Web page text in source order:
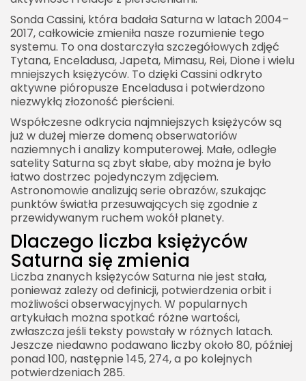
Sonda Cassini, która badała Saturna w latach 2004–
2017, całkowicie zmieniła nasze rozumienie tego
systemu. To ona dostarczyła szczegółowych zdjęć
Tytana, Enceladusa, Japeta, Mimasu, Rei, Dione i wielu
mniejszych księżyców. To dzięki Cassini odkryto
aktywne pióropusze Enceladusa i potwierdzono
niezwykłą złożoność pierścieni.
Współczesne odkrycia najmniejszych księżyców są
już w dużej mierze domeną obserwatoriów
naziemnych i analizy komputerowej. Małe, odległe
satelity Saturna są zbyt słabe, aby można je było
łatwo dostrzec pojedynczym zdjęciem.
Astronomowie analizują serie obrazów, szukając
punktów światła przesuwających się zgodnie z
przewidywanym ruchem wokół planety.
Dlaczego liczba księżyców
Saturna się zmienia
Liczba znanych księżyców Saturna nie jest stała,
ponieważ zależy od definicji, potwierdzenia orbit i
możliwości obserwacyjnych. W popularnych
artykułach można spotkać różne wartości,
zwłaszcza jeśli teksty powstały w różnych latach.
Jeszcze niedawno podawano liczby około 80, później
ponad 100, następnie 145, 274, a po kolejnych
potwierdzeniach 285.